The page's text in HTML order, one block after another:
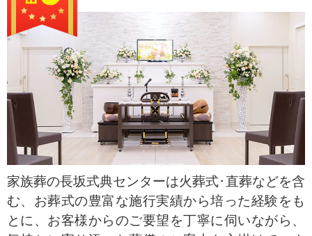
家族葬の長坂式典センターは火葬式･直葬などを含
む、お葬式の豊富な施行実績から培った経験をも
とに、お客様からのご要望を丁寧に伺いながら、